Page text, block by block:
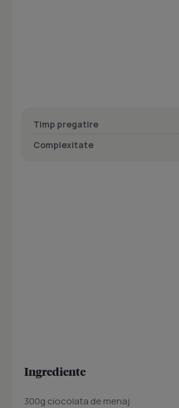
Timp pregatire
Complexitate
Ingrediente
300g ciocolata de menaj